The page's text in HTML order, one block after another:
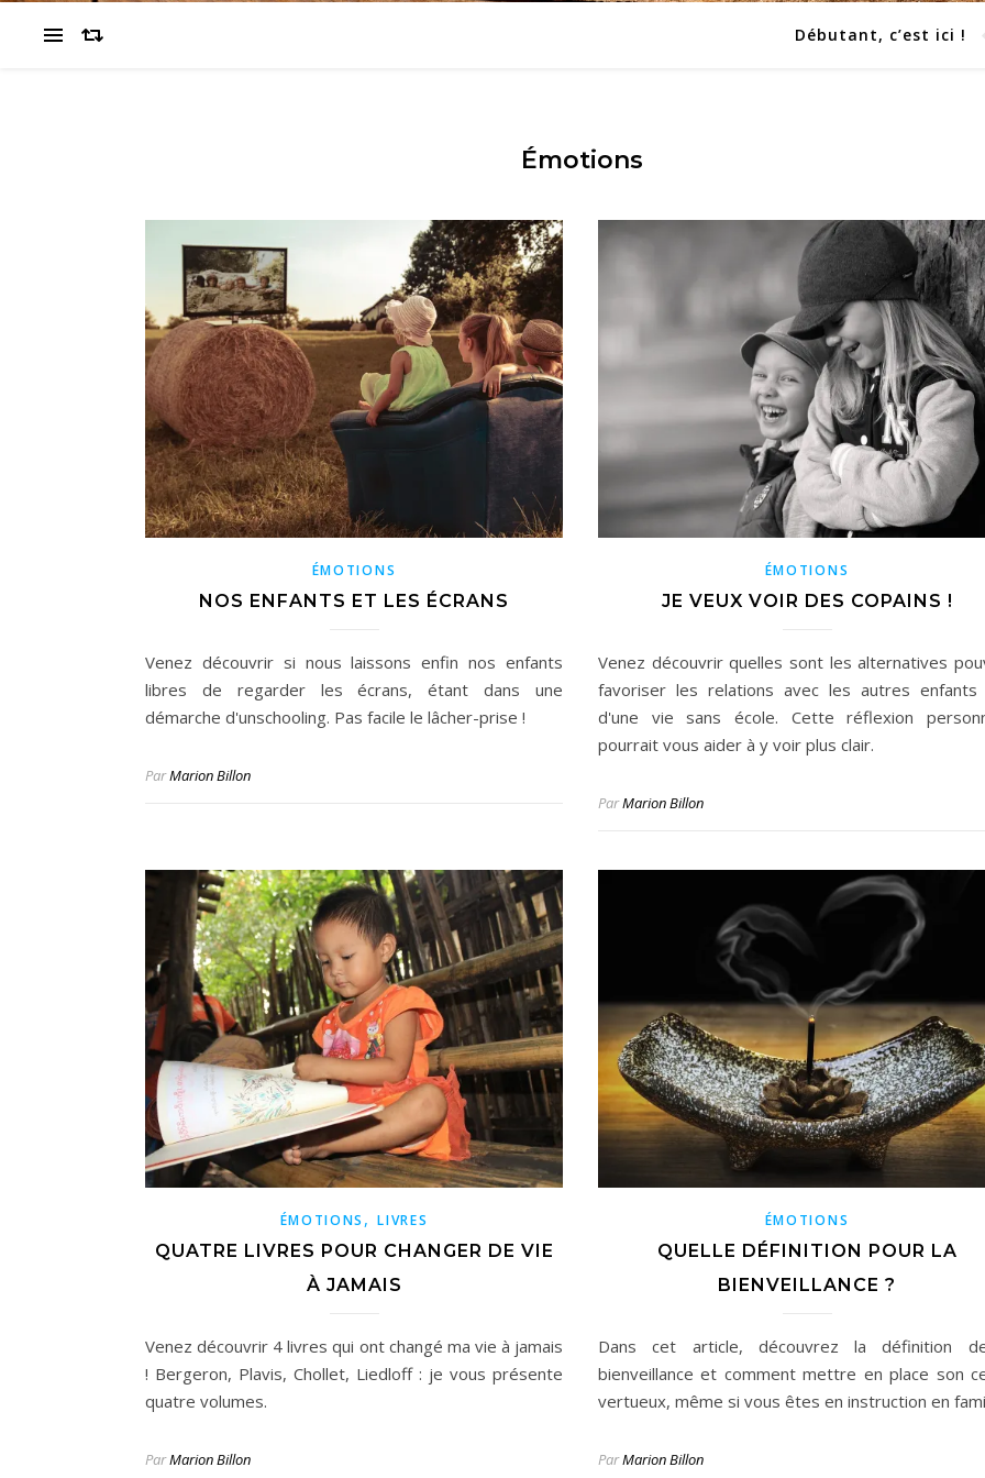
Débutant, c’est ici !
Émotions
ÉMOTIONS
NOS ENFANTS ET LES ÉCRANS
Venez découvrir si nous laissons enfin nos enfants
libres de regarder les écrans, étant dans une
démarche d'unschooling. Pas facile le lâcher-prise !
ParMarion Billon
ÉMOTIONS
JE VEUX VOIR DES COPAINS !
Venez découvrir quelles sont les alternatives
favoriser les relations avec les autres enfants
d'une vie sans école. Cette réflexion
pourrait vous aider à y voir plus clair.
ParMarion Billon
ÉMOTIONS ,LIVRES
QUATRE LIVRES POUR CHANGER DE VIE
À JAMAIS
Venez découvrir 4 livres qui ont changé ma vie à jamais
! Bergeron, Plavis, Chollet, Liedloff : je vous présente
quatre volumes.
ParMarion Billon
ÉMOTIONS
QUELLE DÉFINITION POUR LA
BIENVEILLANCE ?
Dans cet article, découvrez la définition
bienveillance et comment mettre en place son
vertueux, même si vous êtes en instruction en
ParMarion Billon